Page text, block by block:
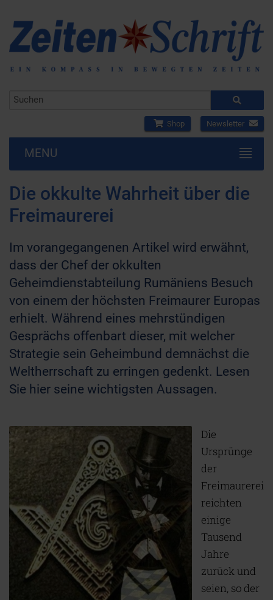
Shop Newsletter
MENU
Die okkulte Wahrheit über die
Freimaurerei
Im vorangegangenen Artikel wird erwähnt,
dass der Chef der okkulten
Geheimdienstabteilung Rumäniens Besuch
von einem der höchsten Freimaurer Europas
erhielt. Während eines mehrstündigen
Gesprächs offenbart dieser, mit welcher
Strategie sein Geheimbund demnächst die
Weltherrschaft zu erringen gedenkt. Lesen
Sie hier seine wichtigsten Aussagen.
Die
Ursprünge
der
Freimaurerei
reichten
einige
Tausend
Jahre
zurück und
seien, so der